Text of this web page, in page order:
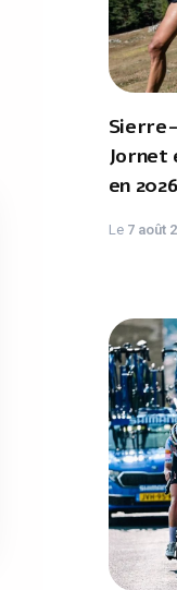
Jornet
en 2026
Le 7 août